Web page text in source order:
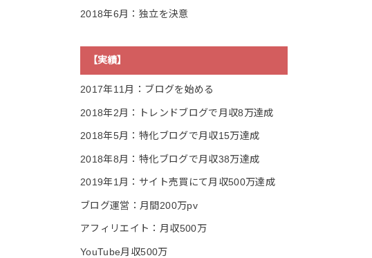
2018年6月：独立を決意
【実績】
2017年11月：ブログを始める
2018年2月：トレンドブログで月収8万達成
2018年5月：特化ブログで月収15万達成
2018年8月：特化ブログで月収38万達成
2019年1月：サイト売買にて月収500万達成
ブログ運営：月間200万pv
アフィリエイト：月収500万
YouTube月収500万